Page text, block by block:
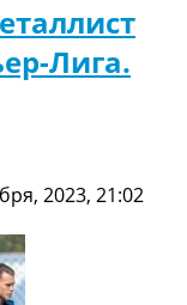
Лига.
2023, 21:02